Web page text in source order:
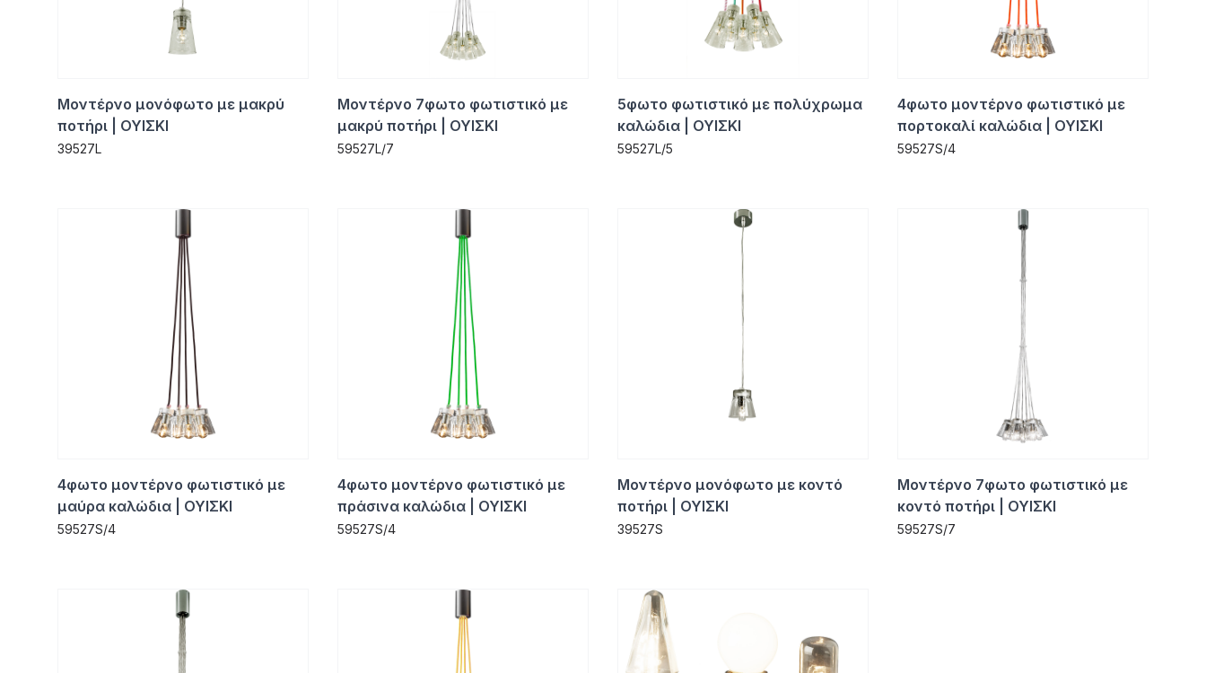
Μοντέρνο μονόφωτο με μακρύ
ποτήρι | ΟΥΙΣΚΙ
39527L
Μοντέρνο 7φωτο φωτιστικό με
μακρύ ποτήρι | ΟΥΙΣΚΙ
59527L/7
5φωτο φωτιστικό με πολύχρωμα
καλώδια | ΟΥΙΣΚΙ
59527L/5
4φωτο μοντέρνο φωτιστικό με
πορτοκαλί καλώδια | ΟΥΙΣΚΙ
59527S/4
4φωτο μοντέρνο φωτιστικό με
μαύρα καλώδια | ΟΥΙΣΚΙ
59527S/4
4φωτο μοντέρνο φωτιστικό με
πράσινα καλώδια | ΟΥΙΣΚΙ
59527S/4
Μοντέρνο μονόφωτο με κοντό
ποτήρι | ΟΥΙΣΚΙ
39527S
Μοντέρνο 7φωτο φωτιστικό με
κοντό ποτήρι | ΟΥΙΣΚΙ
59527S/7